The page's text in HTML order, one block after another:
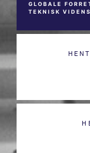
GLOBALE
TEKNISK